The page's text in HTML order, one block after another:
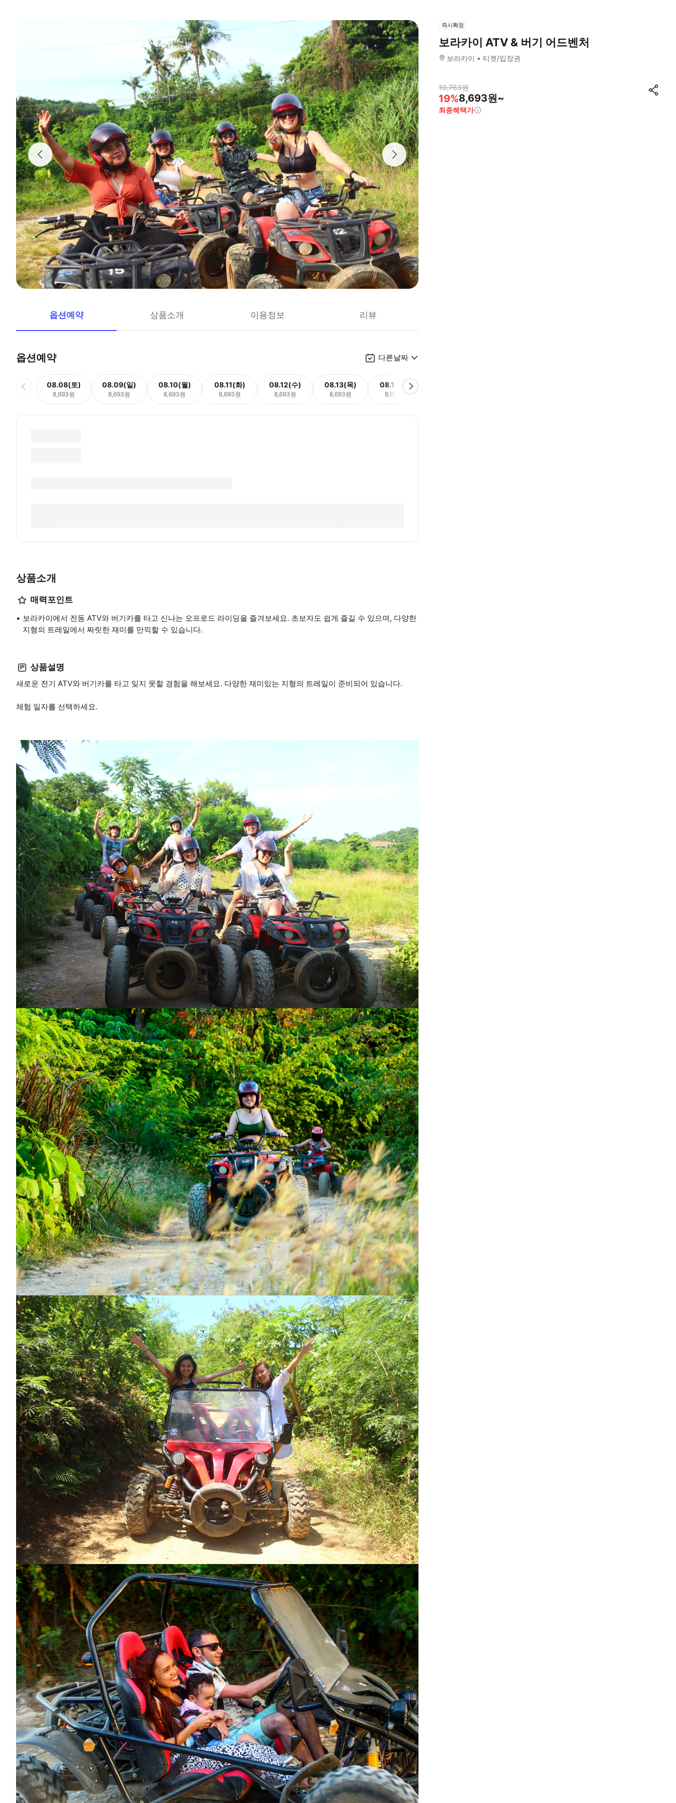
옵션예약 상품소개 이용정보 리뷰
옵션예약 다른날짜
08.08(토)
8,693원
08.09(일)
8,693원
08.10(월)
8,693원
08.11(화)
8,693원
08.12(수)
8,693원
08.13(목)
8,693원
08.14(금)
8,693원
상품소개
매력포인트
보라카이에서 전동 ATV와 버기카를 타고 신나는 오프로드 라이딩을 즐겨보세요. 초보자도 쉽게 즐길 수 있으며, 다양한
지형의 트레일에서 짜릿한 재미를 만끽할 수 있습니다.
상품설명
새로운 전기 ATV와 버기카를 타고 잊지 못할 경험을 해보세요. 다양한 재미있는 지형의 트레일이 준비되어 있습니다.
체험 일자를 선택하세요.
즉시확정
보라카이 ATV & 버기 어드벤처
보라카이 티켓/입장권
10,763원
19%8,693원~
최종혜택가